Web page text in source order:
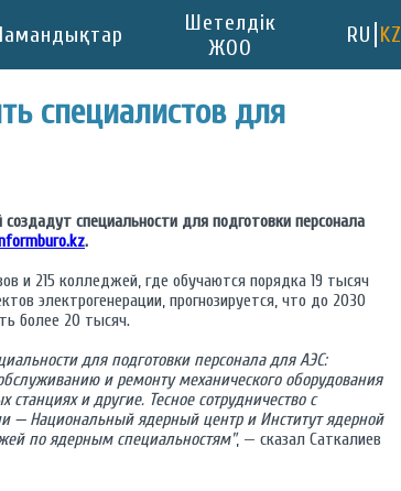
Шетелдік
ЖОО
RU KZ
специалистов для
специальности для подготовки персонала
.
и 215 колледжей, где обучаются порядка 19 тысяч
электрогенерации, прогнозируется, что до 2030
более 20 тысяч.
для подготовки персонала для АЭС:
и ремонту механического оборудования
и другие. Тесное сотрудничество с
— Национальный ядерный центр и Институт ядерной
по ядерным специальностям", — сказал Саткалиев